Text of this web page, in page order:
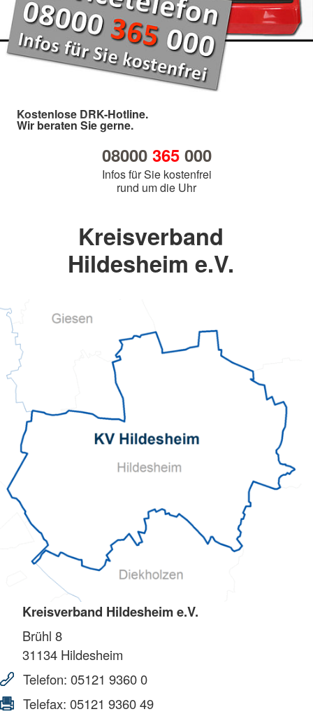
Kostenlose DRK-Hotline.
Wir beraten Sie gerne.
08000 365000
Infos für Sie kostenfrei
rund um die Uhr
Kreisverband
Hildesheim e.V.
Kreisverband Hildesheim e.V.
Brühl 8
31134 Hildesheim
Telefon: 05121 9360 0
Telefax: 05121 9360 49